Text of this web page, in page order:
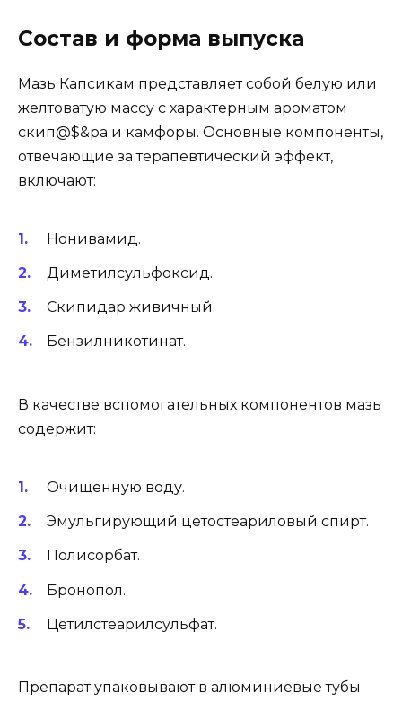
Состав и форма выпуска
Мазь Капсикам представляет собой белую или
желтоватую массу с характерным ароматом
скип@$&ра и камфоры. Основные компоненты,
отвечающие за терапевтический эффект,
включают:
Нонивамид.
Диметилсульфоксид.
Скипидар живичный.
Бензилникотинат.
В качестве вспомогательных компонентов мазь
содержит:
Очищенную воду.
Эмульгирующий цетостеариловый спирт.
Полисорбат.
Бронопол.
Цетилстеарилсульфат.
Препарат упаковывают в алюминиевые тубы